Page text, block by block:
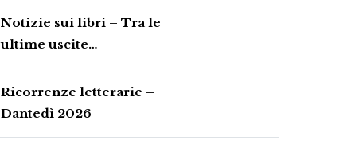
Notizie sui libri – Tra le
ultime uscite…
Ricorrenze letterarie –
Dantedì 2026